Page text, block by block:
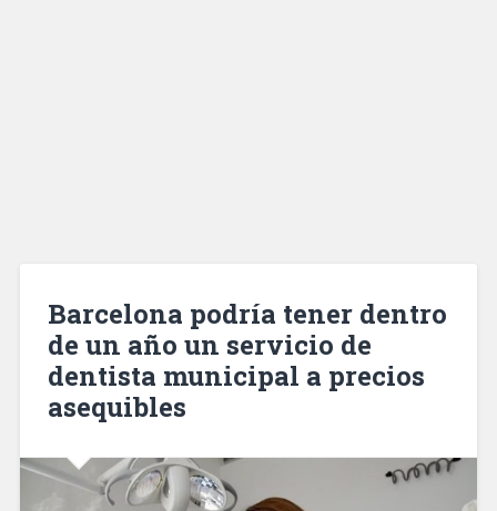
Barcelona podría tener dentro
de un año un servicio de
dentista municipal a precios
asequibles